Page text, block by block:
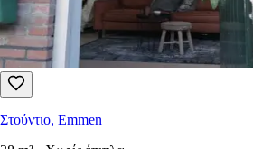
Στούντιο, Emmen